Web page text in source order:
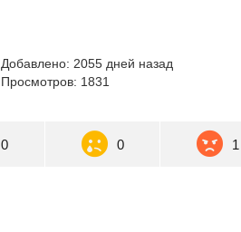
Добавлено: 2055 дней назад
Просмотров: 1831
0 0 1